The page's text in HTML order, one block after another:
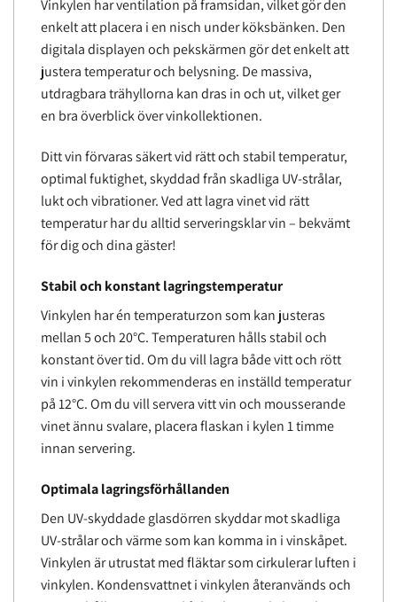
Vinkylen har ventilation på framsidan, vilket gör den
enkelt att placera i en nisch under köksbänken. Den
digitala displayen och pekskärmen gör det enkelt att
justera temperatur och belysning. De massiva,
utdragbara trähyllorna kan dras in och ut, vilket ger
en bra överblick över vinkollektionen.
Ditt vin förvaras säkert vid rätt och stabil temperatur,
optimal fuktighet, skyddad från skadliga UV-strålar,
lukt och vibrationer. Ved att lagra vinet vid rätt
temperatur har du alltid serveringsklar vin – bekvämt
för dig och dina gäster!
Stabil och konstant lagringstemperatur
Vinkylen har én temperaturzon som kan justeras
mellan 5 och 20°C. Temperaturen hålls stabil och
konstant över tid. Om du vill lagra både vitt och rött
vin i vinkylen rekommenderas en inställd temperatur
på 12°C. Om du vill servera vitt vin och mousserande
vinet ännu svalare, placera flaskan i kylen 1 timme
innan servering.
Optimala lagringsförhållanden
Den UV-skyddade glasdörren skyddar mot skadliga
UV-strålar och värme som kan komma in i vinskåpet.
Vinkylen är utrustat med fläktar som cirkulerar luften i
vinkylen. Kondensvattnet i vinkylen återanvänds och